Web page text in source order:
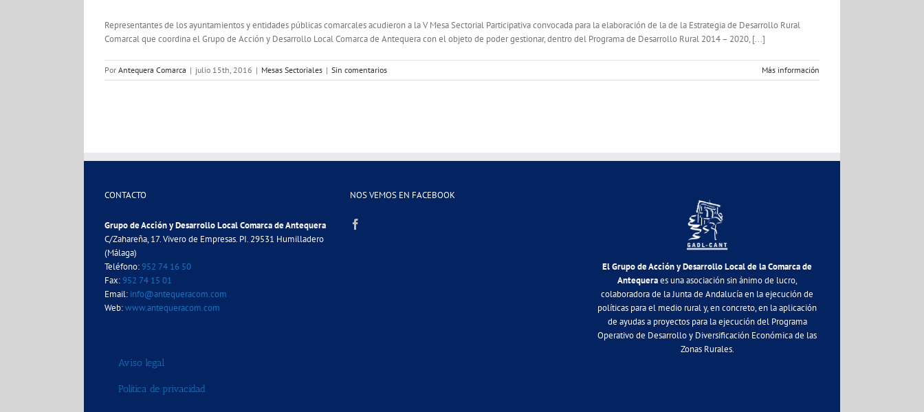
Representantes de los ayuntamientos y entidades públicas comarcales acudieron a la V Mesa Sectorial Participativa convocada para la elaboración de la de la Estrategia de Desarrollo Rural
Comarcal que coordina el Grupo de Acción y Desarrollo Local Comarca de Antequera con el objeto de poder gestionar, dentro del Programa de Desarrollo Rural 2014 – 2020, [...]
Por Antequera Comarca | julio 15th, 2016 | Mesas Sectoriales | Sin comentarios Más información
CONTACTO
Grupo de Acción y Desarrollo Local Comarca de Antequera
C/Zahareña, 17. Vivero de Empresas. PI. 29531 Humilladero
(Málaga)
Teléfono:952 74 16 50
Fax:952 74 15 01
Email: info@antequeracom.com
Web:www.antequeracom.com
Aviso legal
Política de privacidad
NOS VEMOS EN FACEBOOK
El Grupo de Acción y Desarrollo Local de la Comarca de
Antequeraes una asociación sin ánimo de lucro,
colaboradora de la Junta de Andalucía en la ejecución de
políticas para el medio rural y, en concreto, en la aplicación
de ayudas a proyectos para la ejecución del Programa
Operativo de Desarrollo y Diversificación Económica de las
Zonas Rurales.